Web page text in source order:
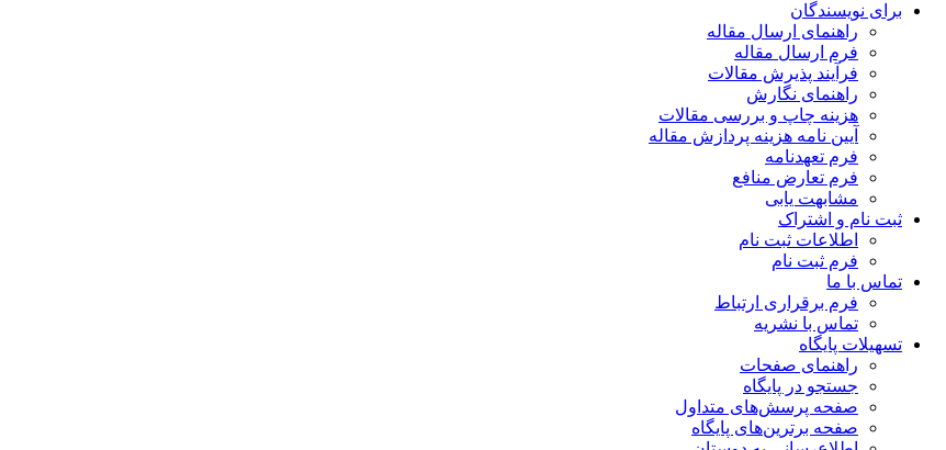
برای نویسندگان
راهنمای ارسال مقاله
فرم ارسال مقاله
فرآیند پذیرش مقالات
راهنمای نگارش
هزینه چاپ و بررسی مقالات
آیین نامه هزینه پردازش مقاله
فرم تعهدنامه
فرم تعارض منافع
مشابهت یابی
ثبت نام و اشتراک
اطلاعات ثبت نام
فرم ثبت نام
تماس با ما
فرم برقراری ارتباط
تماس با نشریه
تسهیلات پایگاه
راهنمای صفحات
جستجو در پایگاه
صفحه پرسش‌های متداول
صفحه برترین‌های پایگاه